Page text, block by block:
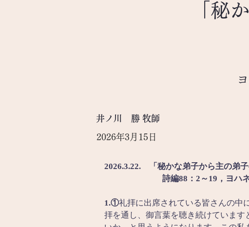
「秘
井ノ川 勝 牧師
2026年3月15日
2026.3.22.　「秘かな弟子から主の弟子
詩編88：2～19，ヨハ
1.①礼拝に出席されている皆さんの中
拝を通し、御言葉を聴き続けていま